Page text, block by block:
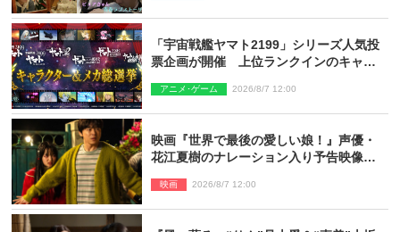
「宇宙戦艦ヤマト2199」シリーズ人気投
票企画が開催 上位ランクインのキャラ
を制作
アニメ･ゲーム 2026/8/7 12:00
映画『世界で最後の愛しい娘！』声優・
花江夏樹のナレーション入り予告映像解
い！」
映画 2026/8/7 12:00